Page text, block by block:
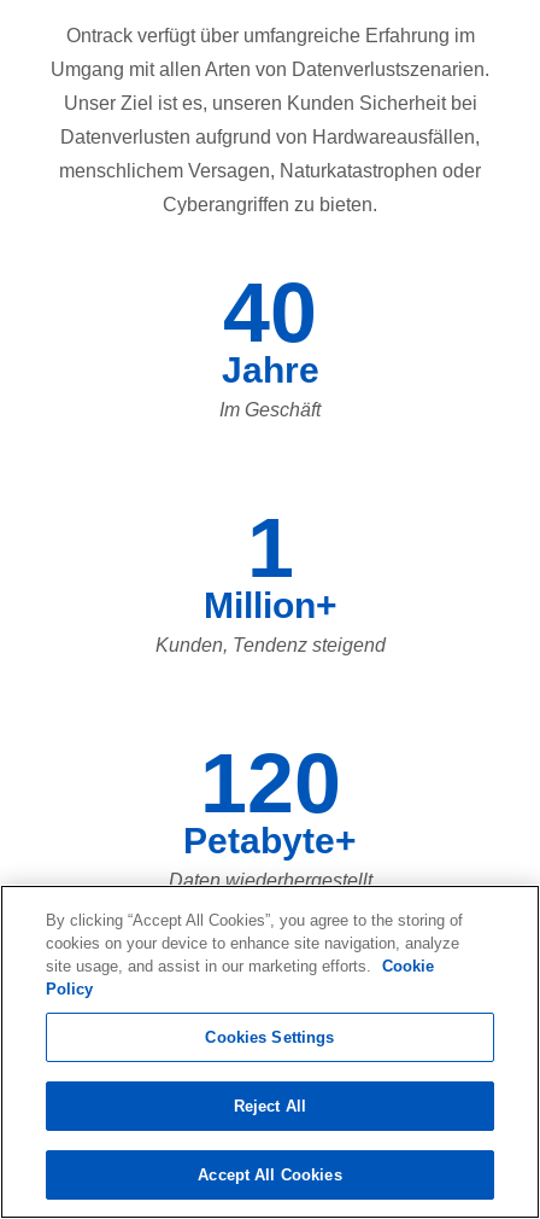
Ontrack verfügt über umfangreiche Erfahrung im
Umgang mit allen Arten von Datenverlustszenarien.
Unser Ziel ist es, unseren Kunden Sicherheit bei
Datenverlusten aufgrund von Hardwareausfällen,
menschlichem Versagen, Naturkatastrophen oder
Cyberangriffen zu bieten.
40
Jahre
Im Geschäft
1
Million+
Kunden, Tendenz steigend
120
Petabyte+
Daten wiederhergestellt
73,661,023,683
Von Datendateien, die in den letzten
wurden ... und jeden Tag werden es
By clicking “Accept All Cookies”, you agree to the storing of
cookies on your device to enhance site navigation, analyze
site usage, and assist in our marketing efforts.
Cookie
Policy
Cookies Settings
Reject All
Accept All Cookies